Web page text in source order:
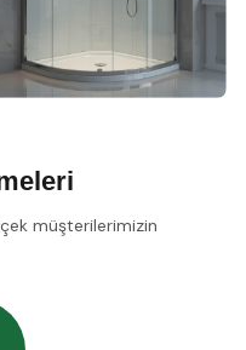
müşterilerimizin